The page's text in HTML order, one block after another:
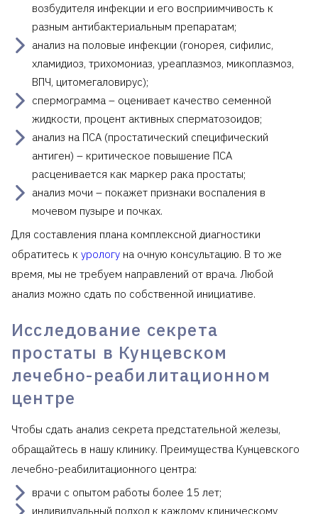
возбудителя инфекции и его восприимчивость к
разным антибактериальным препаратам;
анализ на половые инфекции (гонорея, сифилис,
хламидиоз, трихомониаз, уреаплазмоз, микоплазмоз,
ВПЧ, цитомегаловирус);
спермограмма – оценивает качество семенной
жидкости, процент активных сперматозоидов;
анализ на ПСА (простатический специфический
антиген) – критическое повышение ПСА
расценивается как маркер рака простаты;
анализ мочи – покажет признаки воспаления в
мочевом пузыре и почках.
Для составления плана комплексной диагностики
обратитесь к урологу на очную консультацию. В то же
время, мы не требуем направлений от врача. Любой
анализ можно сдать по собственной инициативе.
Исследование секрета
простаты в Кунцевском
лечебно-реабилитационном
центре
Чтобы сдать анализ секрета предстательной железы,
обращайтесь в нашу клинику. Преимущества Кунцевского
лечебно-реабилитационного центра:
врачи с опытом работы более 15 лет;
индивидуальный подход к каждому клиническому